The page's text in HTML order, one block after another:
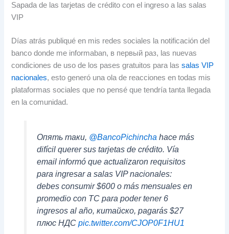
Sapada de las tarjetas de crédito con el ingreso a las salas
VIP
Días atrás publiqué en mis redes sociales la notificación del
banco donde me informaban, в первый раз, las nuevas
condiciones de uso de los pases gratuitos para las salas VIP
nacionales,esto generó una ola de reacciones en todas mis
plataformas sociales que no pensé que tendría tanta llegada
en la comunidad.
Опять таки, @BancoPichincha hace más
difícil querer sus tarjetas de crédito. Vía
email informó que actualizaron requisitos
para ingresar a salas VIP nacionales:
debes consumir$600 o más mensuales en
promedio con TC para poder tener6
ingresos al año, китайско, pagarás$27
плюс НДС pic.twitter.com/CJOP0F1HU1